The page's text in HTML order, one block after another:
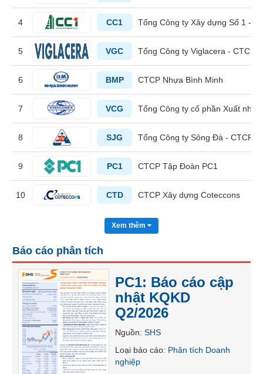
liệu
4 CC1 Tổng Công ty Xây dựng Số 1 -
5 VGC Tổng Công ty Viglacera - CTCP
6 BMP CTCP Nhựa Bình Minh
7 VCG Tổng Công ty cổ phần Xuất
8 SJG Tổng Công ty Sông Đà - CTCP
9 PC1 CTCP Tập Đoàn PC1
10 CTD CTCP Xây dựng Coteccons
Xem thêm
Báo cáo phân tích
PC1: Báo cáo cập
nhật KQKD
Q2/2026
Nguồn:SHS
Loại báo cáo: Phân tích Doanh
nghiệp
TIÊU
DÙNG
KHÔNG
YẾU
TIÊU
YẾU
CHĂM
SÓC
SỨC
KHỎE
TÀI
CHÍNH